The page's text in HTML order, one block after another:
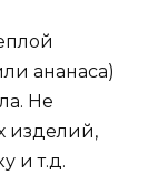
ананаса)
Не
изделий,
и т.д.